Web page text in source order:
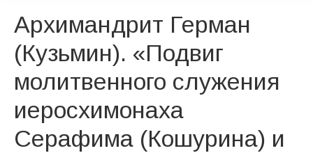
Архимандрит Герман
(Кузьмин). «Подвиг
молитвенного служения
иеросхимонаха
Серафима (Кошурина) и